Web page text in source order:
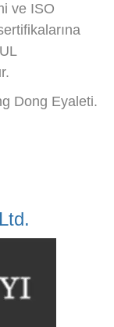
ve ISO
Dong Eyaleti.